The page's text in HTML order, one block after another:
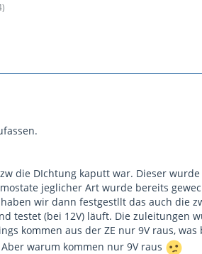
)
die DIchtung kaputt war. Dieser
jeglicher Art wurde bereits
wir dann festgestllt das auch die
testet (bei 12V) läuft. Die zuleitungen
kommen aus der ZE nur 9V raus,
warum kommen nur 9V raus